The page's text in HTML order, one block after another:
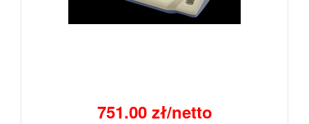
751.00 zł/netto